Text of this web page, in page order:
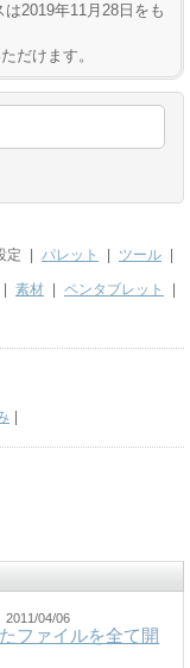
2019年11月28日をも
だけます。
定 パレット ツール
素材 ペンタブレット
04/06
ファイルを全て開